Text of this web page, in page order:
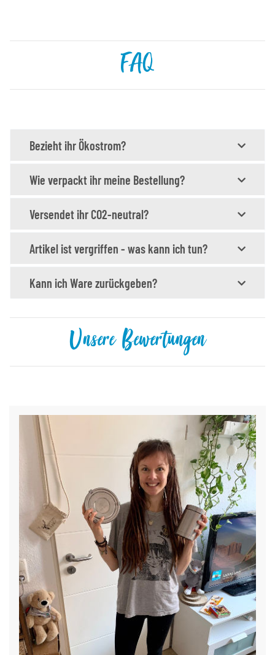
FAQ
Bezieht ihr Ökostrom?
Wie verpackt ihr meine Bestellung?
Versendet ihr CO2-neutral?
Artikel ist vergriffen - was kann ich tun?
Kann ich Ware zurückgeben?
Unsere Bewertungen